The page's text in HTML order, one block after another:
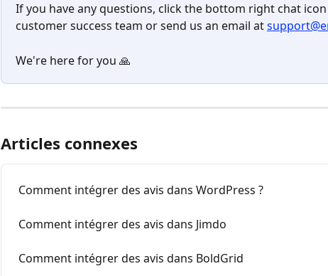
If you have any questions, click the bottom right chat
customer success team or send us an email at
We're here for you 🙏
Articles connexes
Comment intégrer des avis dans WordPress ?
Comment intégrer des avis dans Jimdo
Comment intégrer des avis dans BoldGrid